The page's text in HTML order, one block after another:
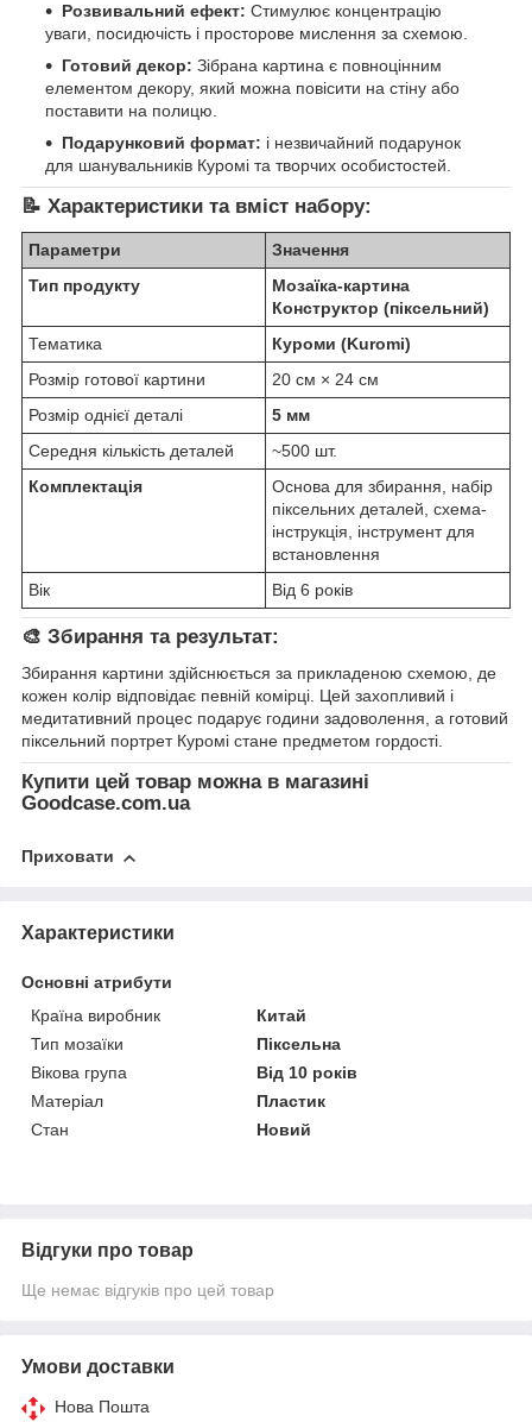
Розвивальний ефект: Стимулює концентрацію
уваги, посидючість і просторове мислення за схемою.
Готовий декор: Зібрана картина є повноцінним
елементом декору, який можна повісити на стіну або
поставити на полицю.
Подарунковий формат: і незвичайний подарунок
для шанувальників Куромі та творчих особистостей.
📝 Характеристики та вміст набору:
Параметри
Значення
Тип продукту
Мозаїка-картина
Конструктор (піксельний)
Тематика
Куроми (Kuromi)
Розмір готової картини
20 см × 24 см
Розмір однієї деталі
5 мм
Середня кількість деталей
~500 шт.
Комплектація
Основа для збирання, набір
піксельних деталей, схема-
інструкція, інструмент для
встановлення
Вік
Від 6 років
🎨 Збирання та результат:
Збирання картини здійснюється за прикладеною схемою, де
кожен колір відповідає певній комірці. Цей захопливий і
медитативний процес подарує години задоволення, а готовий
піксельний портрет Куромі стане предметом гордості.
Купити цей товар можна в магазині
Goodcase.com.ua
Приховати
Характеристики
Основні атрибути
Країна виробник
Китай
Тип мозаїки
Піксельна
Вікова група
Від 10 років
Матеріал
Пластик
Стан
Новий
Відгуки про товар
Ще немає відгуків про цей товар
Умови доставки
Нова Пошта